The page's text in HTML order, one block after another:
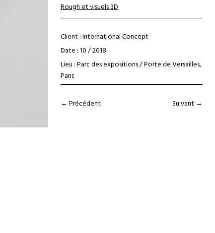
Rough et visuels 3D
Client : International Concept
Date : 10 / 2018
Lieu : Parc des expositions / Porte de Versailles,
Paris
← Précédent Suivant →